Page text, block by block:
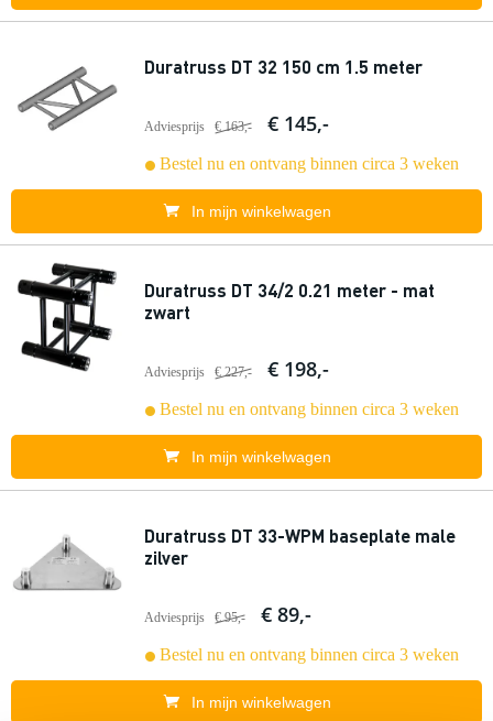
Duratruss DT 32 150 cm 1.5 meter
Adviesprijs € 163,- € 145,-
Bestel nu en ontvang binnen circa 3 weken
In mijn winkelwagen
Duratruss DT 34/2 0.21 meter - mat
zwart
Adviesprijs € 227,- € 198,-
Bestel nu en ontvang binnen circa 3 weken
In mijn winkelwagen
Duratruss DT 33-WPM baseplate male
zilver
Adviesprijs € 95,- € 89,-
Bestel nu en ontvang binnen circa 3 weken
In mijn winkelwagen